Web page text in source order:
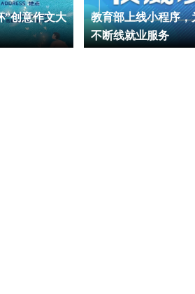
”创意作文大
教育部上线小程序，
不断线就业服务